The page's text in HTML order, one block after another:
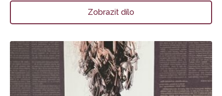
Zobrazit dílo